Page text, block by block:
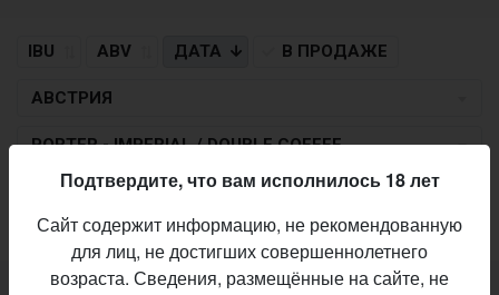
IBU ABV ДАТА В ПРОДАЖЕ
АВСТРИЯ
PORTER - IMPERIAL / DOUBLE COFFEE
Пиво по заданным критериям не найдено
Подтвердите, что вам исполнилось 18 лет
Сайт содержит информацию, не рекомендованную
для лиц, не достигших совершеннолетнего
возраста. Сведения, размещённые на сайте, не